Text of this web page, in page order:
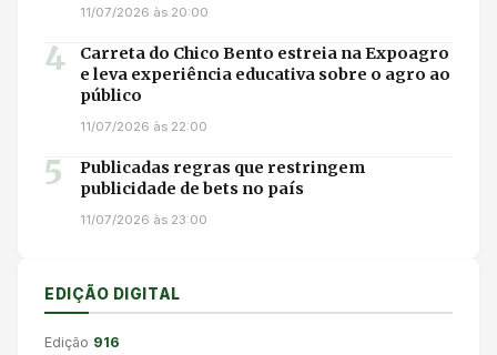
11/07/2026 às 20:00
4
Carreta do Chico Bento estreia na Expoagro
e leva experiência educativa sobre o agro ao
público
11/07/2026 às 22:00
5
Publicadas regras que restringem
publicidade de bets no país
11/07/2026 às 23:00
EDIÇÃO DIGITAL
Edição 916